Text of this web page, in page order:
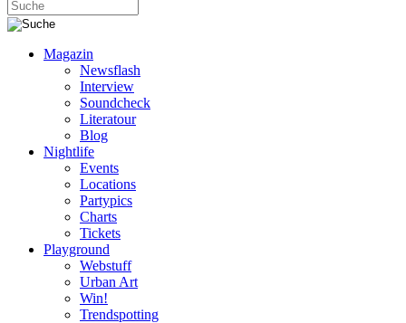
Magazin
Newsflash
Interview
Soundcheck
Literatour
Blog
Nightlife
Events
Locations
Partypics
Charts
Tickets
Playground
Webstuff
Urban Art
Win!
Trendspotting